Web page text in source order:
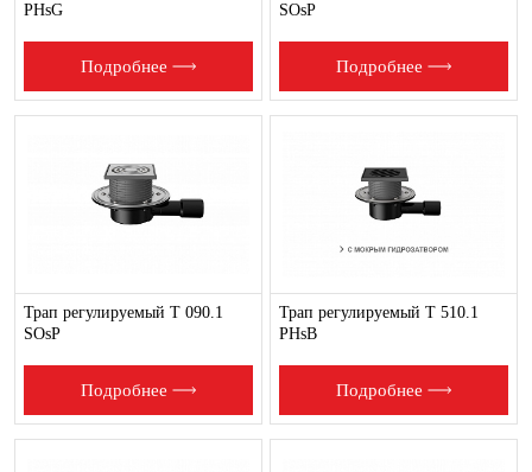
PHsG
Подробнее
SOsP
Подробнее
Трап регулируемый T 090.1
SOsP
Подробнее
Трап регулируемый T 510.1
PHsB
Подробнее